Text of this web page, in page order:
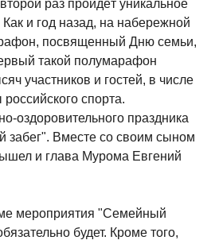
раз пройдёт уникальное
и год назад, на набережной
посвященный Дню семьи,
такой полумарафон
участников и гостей, в числе
спорта.
оздоровительного праздника
забег". Вместе со своим сыном
и глава Мурома Евгений
мероприятия "Семейный
будет. Кроме того,